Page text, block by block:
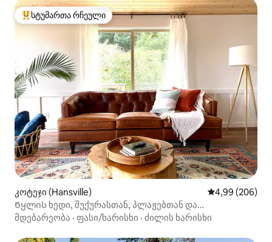
სტუმართა რჩეული მოწინავე ვარიანტი
სტუმართა რჩეული
კოტეჯი (Hansville) საშუალო
4,99 (206)
Წყლის ხედი, შუქურასთან, პლაჟებთან და
ლაშქრობასთან
მდებარეობა · ფასი/ხარისხი · ძილის ხარისხი